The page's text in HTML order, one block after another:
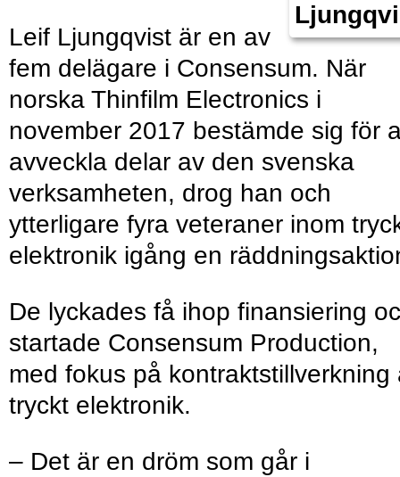
Leif Ljungqvist är en av
fem delägare i Consensum. När
norska Thinfilm Electronics i
november 2017 bestämde sig för
avveckla delar av den svenska
verksamheten, drog han och
ytterligare fyra veteraner inom
elektronik igång en
De lyckades få ihop finansiering
startade Consensum Production,
med fokus på kontraktstillverkning
tryckt elektronik.
– Det är en dröm som går i